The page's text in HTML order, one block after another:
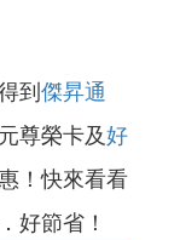
到 傑昇通
尊榮卡及好
！快來看看
好節省！